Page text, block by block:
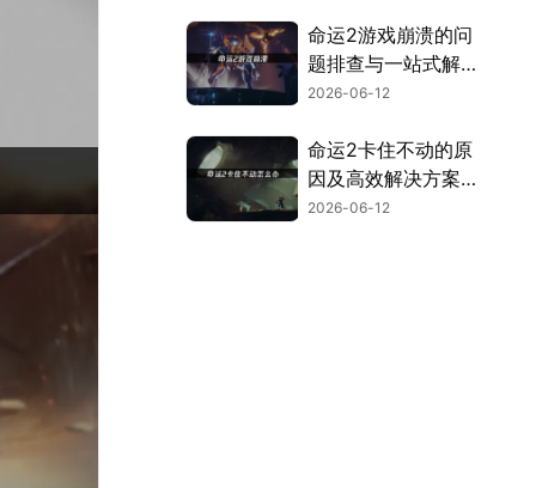
命运2游戏崩溃的问
题排查与一站式解决
指南！
2026-06-12
命运2卡住不动的原
因及高效解决方案指
南！
2026-06-12